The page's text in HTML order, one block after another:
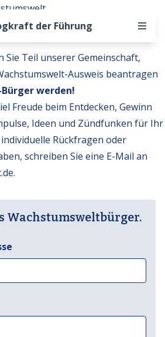
der Führung
Inhalte der Wachstumswelt
Sie Teil unserer Gemeinschaft,
Ausweis beantragen
werden!
Freude beim Entdecken, Gewinn
Ideen und Zündfunken für Ihr
Rückfragen oder
schreiben Sie eine E-Mail an
.
Wachstumsweltbürger.